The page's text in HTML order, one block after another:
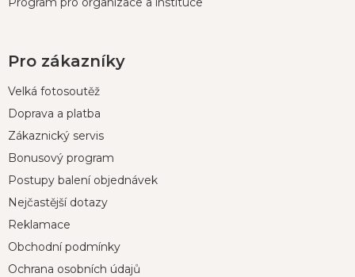
Pro zákazníky
Velká fotosoutěž
Doprava a platba
Zákaznický servis
Bonusový program
Postupy balení objednávek
Nejčastější dotazy
Reklamace
Obchodní podmínky
Ochrana osobních údajů